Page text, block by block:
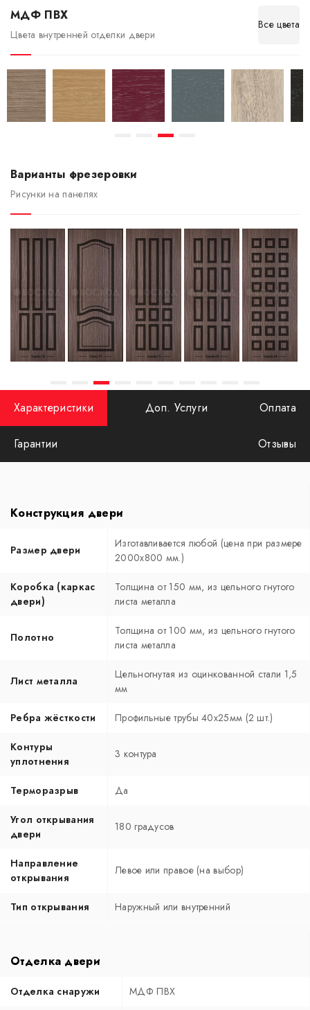
МДФ ПВХ
Цвета внутренней отделки двери
Все цвета
Варианты фрезеровки
Рисунки на панелях
Характеристики Доп. Услуги Оплата
Гарантии Отзывы
Конструкция двери
Размер двери
Изготавливается любой (цена при размере
2000x800 мм.)
Коробка (каркас
двери)
Толщина от 150 мм, из цельного гнутого
листа металла
Полотно
Толщина от 100 мм, из цельного гнутого
листа металла
Лист металла
Цельногнутая из оцинкованной стали 1,5
мм
Ребра жёсткости Профильные трубы 40х25мм (2 шт.)
Контуры
уплотнения
3 контура
Терморазрыв Да
Угол открывания
двери
180 градусов
Направление
открывания
Левое или правое (на выбор)
Тип открывания Наружный или внутренний
Отделка двери
Отделка снаружи МДФ ПВХ